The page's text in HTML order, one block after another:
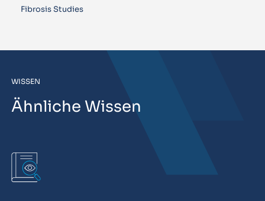
Fibrosis Studies
WISSEN
Ähnliche Wissen